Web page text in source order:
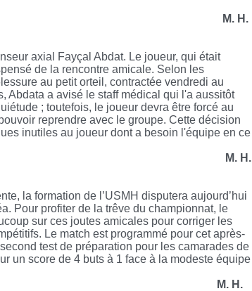
M. H.
axial Fayçal Abdat. Le joueur, qui était
de la rencontre amicale. Selon les
au petit orteil, contractée vendredi au
Abdata a avisé le staff médical qui l'a aussitôt
; toutefois, le joueur devra être forcé au
reprendre avec le groupe. Cette décision
inutiles au joueur dont a besoin l'équipe en ce
M. H.
la formation de l’USMH disputera aujourd’hui
Pour profiter de la trêve du championnat, le
sur ces joutes amicales pour corriger les
Le match est programmé pour cet après-
test de préparation pour les camarades de
un score de 4 buts à 1 face à la modeste équipe
M. H.